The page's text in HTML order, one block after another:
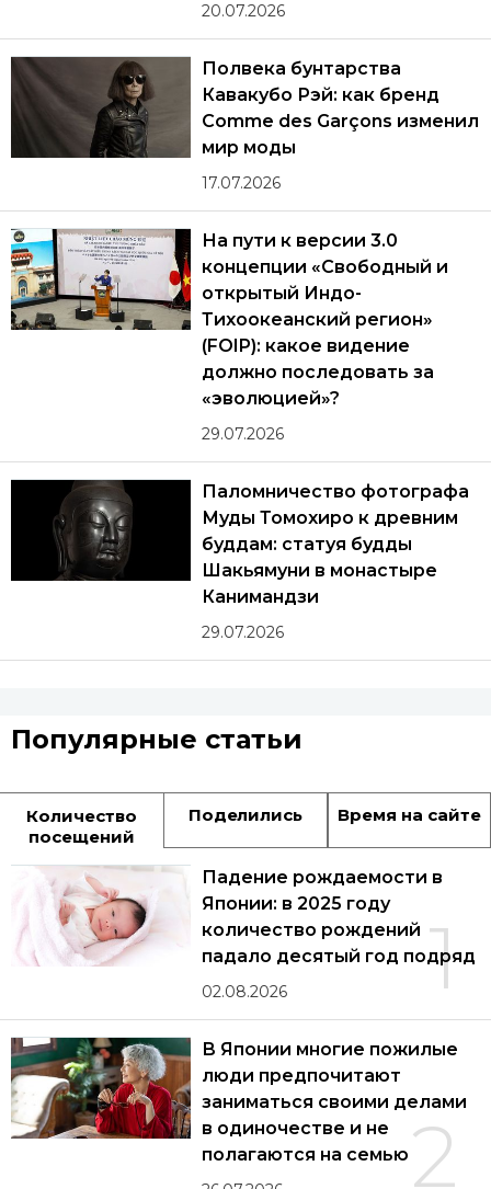
20.07.2026
Полвека бунтарства
Кавакубо Рэй: как бренд
Comme des Garçons изменил
мир моды
17.07.2026
На пути к версии 3.0
концепции «Свободный и
открытый Индо-
Тихоокеанский регион»
(FOIP): какое видение
должно последовать за
«эволюцией»?
29.07.2026
Паломничество фотографа
Муды Томохиро к древним
буддам: статуя будды
Шакьямуни в монастыре
Канимандзи
29.07.2026
Популярные статьи
Количество
посещений
Поделились Время на сайте
1
Падение рождаемости в
Японии: в 2025 году
количество рождений
падало десятый год подряд
02.08.2026
2
В Японии многие пожилые
люди предпочитают
заниматься своими делами
в одиночестве и не
полагаются на семью